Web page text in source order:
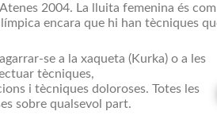
2004. La lluita femenina és
encara que hi han tècniques
se a la xaqueta (Kurka) o a les
tècniques,
i tècniques doloroses. Totes les
sobre qualsevol part.